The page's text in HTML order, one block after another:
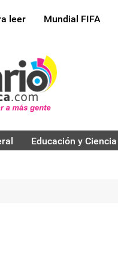
leer Mundial FIFA
Educación y Ciencia